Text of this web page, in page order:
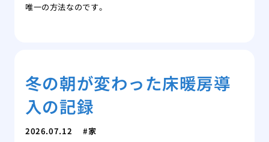
唯一の方法なのです。
冬の朝が変わった床暖房導
入の記録
2026.07.12 家